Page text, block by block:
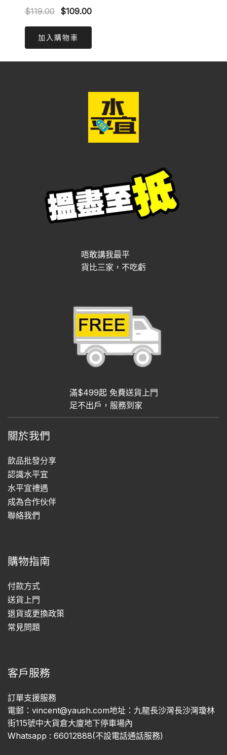
$119.00
Original
was:
$119.00.
$109.00Current
$109.00.
加入購物車
唔敢講我最平
貨比三家，不吃虧
滿$499起 免費送貨上門
足不出戶，服務到家
關於我們
飲品批發分享
認識水平宜
水平宜禮遇
成為合作伙伴
聯絡我們
購物指南
付款方式
送貨上門
退貨或更換政策
常見問題
客戶服務
訂單支援服務
電郵：vincent@yaush.com地址：九龍長沙灣長沙灣瓊林
街115號中大貨倉大廈地下停車場內
Whatsapp : 66012888(不設電話通話服務)